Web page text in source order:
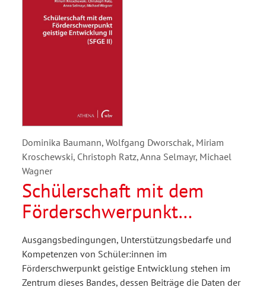
Dominika Baumann, Wolfgang Dworschak, Miriam
Kroschewski, Christoph Ratz, Anna Selmayr, Michael
Wagner
Schülerschaft mit dem
Förderschwerpunkt
geistige Entwicklung II
(SFGE II)
Ausgangsbedingungen, Unterstützungsbedarfe und
Kompetenzen von Schüler:innen im
Förderschwerpunkt geistige Entwicklung stehen im
Zentrum dieses Bandes, dessen Beiträge die Daten der